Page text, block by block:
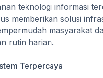
teknologi informasi
memberikan solusi
masyarakat
rutin harian.
Terpercaya